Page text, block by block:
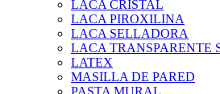
LACA CRISTAL
LACA PIROXILINA
LACA SELLADORA
LACA TRANSPARENTE
LATEX
MASILLA DE PARED